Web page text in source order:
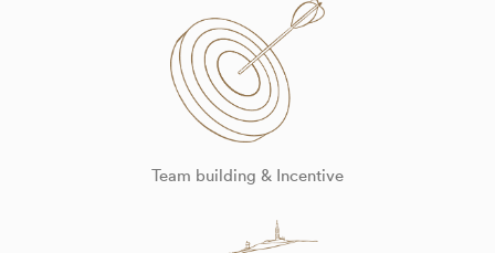
Team building & Incentive